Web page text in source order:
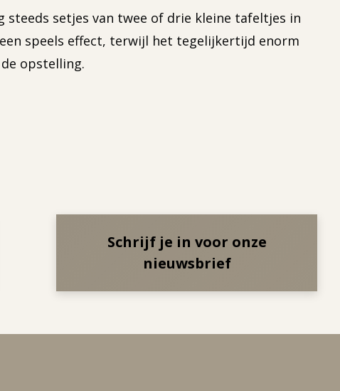
steeds setjes van twee of drie kleine tafeltjes in
speels effect, terwijl het tegelijkertijd enorm
opstelling.
Schrijf je in voor onze
nieuwsbrief